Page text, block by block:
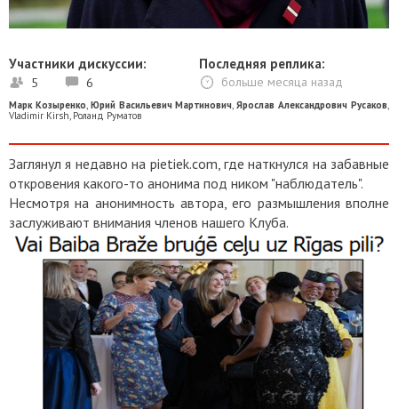
Участники дискуссии:
5 6
Последняя реплика:
больше месяца назад
Марк Козыренко, Юрий Васильевич Мартинович,Ярослав Александрович Русаков,
Vladimir Kirsh, Роланд Руматов
Заглянул я недавно на pietiek.com, где наткнулся на забавные
откровения какого-то анонима под ником "наблюдатель".
Несмотря на анонимность автора, его размышления вполне
заслуживают внимания членов нашего Клуба.